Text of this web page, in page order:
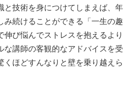
と技術を身につけてしまえば、年
み続けることができる「一生の趣
伸び悩んでストレスを抱えるより
な講師の客観的なアドバイスを受
くほどすんなりと壁を乗り越えら